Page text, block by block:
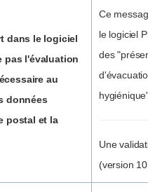
dans le logiciel
pas l'évaluation
au
données
postal et la
Ce
le logiciel
des
Une
(version